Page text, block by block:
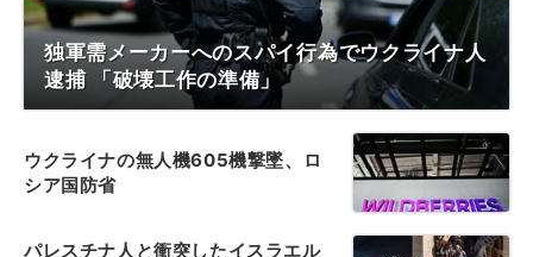
独軍需メーカーへのスパイ行為でウクライナ人
逮捕 「破壊工作の準備」
ウクライナの無人機605機撃墜、ロ
シア国防省
パレスチナ人と衝突したイスラエル